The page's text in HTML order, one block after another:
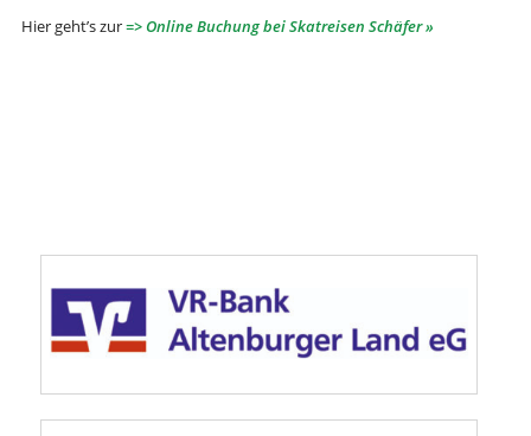
Hier geht’s zur=> Online Buchung bei Skatreisen Schäfer